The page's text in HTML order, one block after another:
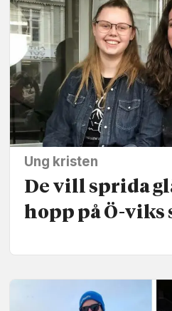
Ung kristen
De vill sprida
hopp på Ö-viks